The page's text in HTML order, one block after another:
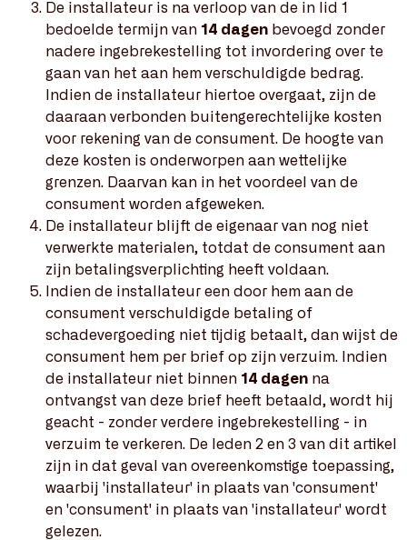
De installateur is na verloop van de in lid 1
bedoelde termijn van 14 dagen bevoegd zonder
nadere ingebrekestelling tot invordering over te
gaan van het aan hem verschuldigde bedrag.
Indien de installateur hiertoe overgaat, zijn de
daaraan verbonden buitengerechtelijke kosten
voor rekening van de consument. De hoogte van
deze kosten is onderworpen aan wettelijke
grenzen. Daarvan kan in het voordeel van de
consument worden afgeweken.
De installateur blijft de eigenaar van nog niet
verwerkte materialen, totdat de consument aan
zijn betalingsverplichting heeft voldaan.
Indien de installateur een door hem aan de
consument verschuldigde betaling of
schadevergoeding niet tijdig betaalt, dan wijst de
consument hem per brief op zijn verzuim. Indien
de installateur niet binnen 14 dagen na
ontvangst van deze brief heeft betaald, wordt hij
geacht - zonder verdere ingebrekestelling - in
verzuim te verkeren. De leden 2 en 3 van dit artikel
zijn in dat geval van overeenkomstige toepassing,
waarbij 'installateur' in plaats van 'consument'
en 'consument' in plaats van 'installateur' wordt
gelezen.